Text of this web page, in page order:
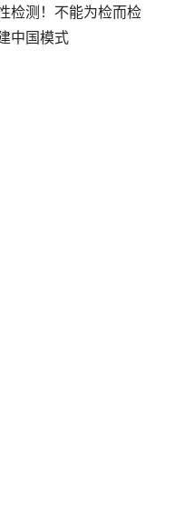
检测！不能为检而检
中国模式